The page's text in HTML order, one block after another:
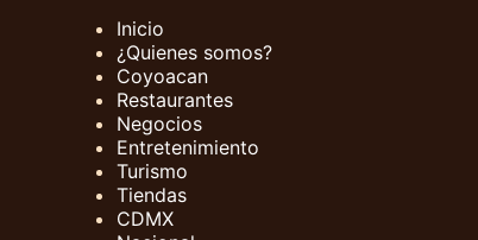
Inicio
¿Quienes somos?
Coyoacan
Restaurantes
Negocios
Entretenimiento
Turismo
Tiendas
CDMX